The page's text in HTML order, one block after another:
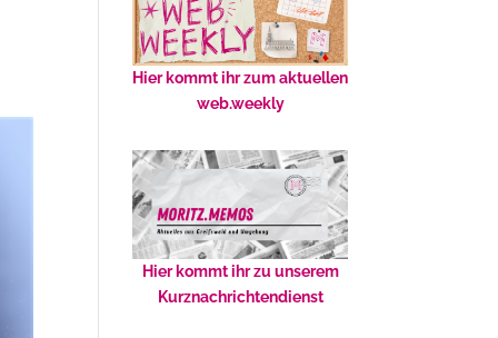
Hier kommt ihr zum aktuellen
web.weekly
Hier kommt ihr zu unserem
Kurznachrichtendienst